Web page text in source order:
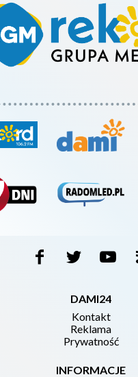
DAMI24
Kontakt
Reklama
Prywatność
INFORMACJE